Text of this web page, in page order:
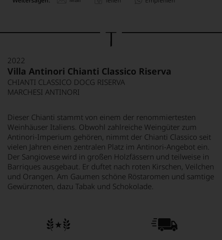
2022
Villa Antinori Chianti Classico Riserva
CHIANTI CLASSICO DOCG RISERVA
MARCHESI ANTINORI
Dieser Chianti stammt von einem der renommiertesten
Weinhäuser Italiens. Obwohl zahlreiche Weingüter zum
Antinori-Imperium gehören, nimmt der Chianti Classico seit
vielen Jahren einen zentralen Platz im Antinori-Angebot ein.
Der Sangiovese wird in großen Holzfässern und teilweise in
Barriques ausgebaut. Er duftet nach roten Kirschen, Veilchen
und Orangen. Am Gaumen schöne Röstaromen und samtige
Gewürznoten, dazu Tabak und Schokolade.